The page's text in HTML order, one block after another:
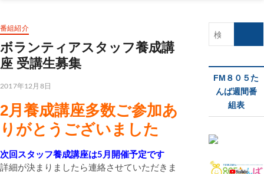
番組紹介
ボランティアスタッフ養成講
座 受講生募集
2017年12月8日
2月養成講座多数ご参加あ
りがとうございました
次回スタッフ養成講座は5月開催予定です
詳細が決まりましたら連絡させていただきま
FM８０５た
んば週間番
組表